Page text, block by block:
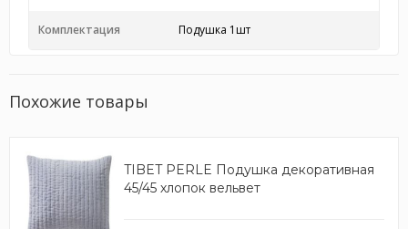
Комплектация Подушка 1шт
Похожие товары
TIBET PERLE Подушка декоративная
45/45 хлопок вельвет